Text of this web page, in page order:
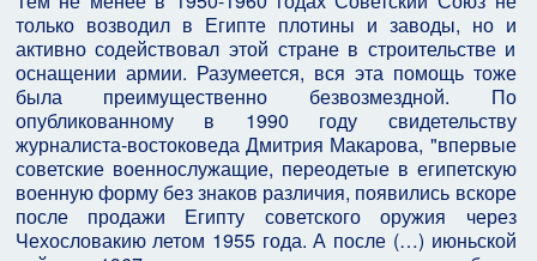
только возводил в Египте плотины и заводы, но и
активно содействовал этой стране в строительстве и
оснащении армии. Разумеется, вся эта помощь тоже
была преимущественно безвозмездной. По
опубликованному в 1990 году свидетельству
журналиста-востоковеда Дмитрия Макарова, "впервые
советские военнослужащие, переодетые в египетскую
военную форму без знаков различия, появились вскоре
после продажи Египту советского оружия через
Чехословакию летом 1955 года. А после (…) июньской